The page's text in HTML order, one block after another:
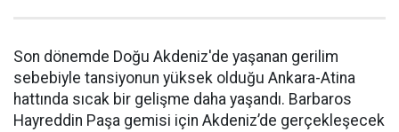
Son dönemde Doğu Akdeniz'de yaşanan gerilim
sebebiyle tansiyonun yüksek olduğu Ankara-Atina
hattında sıcak bir gelişme daha yaşandı. Barbaros
Hayreddin Paşa gemisi için Akdeniz’de gerçekleşecek